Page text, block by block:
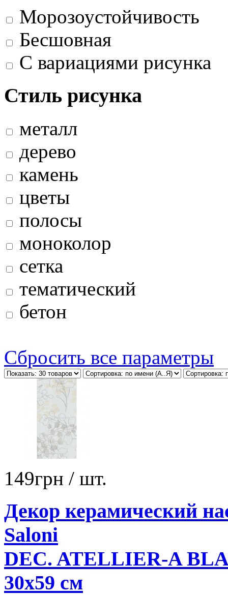
Морозоустойчивость
Бесшовная
С вариациями рисунка
Стиль рисунка
металл
дерево
камень
цветы
полосы
моноколор
сетка
тематический
бетон
Сбросить все параметры
149грн / шт.
Декор керамический
Saloni
DEC. ATELLIER-A
30x59 см